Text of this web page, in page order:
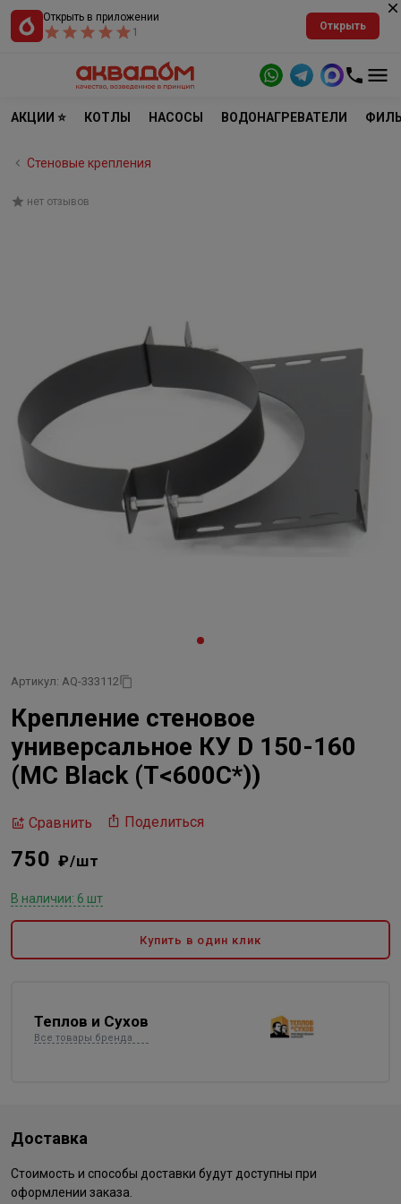
Открыть в приложении
1
Открыть
АКЦИИ ⭐ КОТЛЫ НАСОСЫ ВОДОНАГРЕВАТЕЛИ
Стеновые крепления
нет отзывов
Артикул: AQ-333112
Крепление стеновое
универсальное КУ D 150-160
(MC Black (Т<600C*))
Сравнить Поделиться
750 ₽/шт
В наличии: 6 шт
Купить в один клик
Теплов и Сухов
Все товары бренда
Доставка
Стоимость и способы доставки будут доступны при
оформлении заказа.